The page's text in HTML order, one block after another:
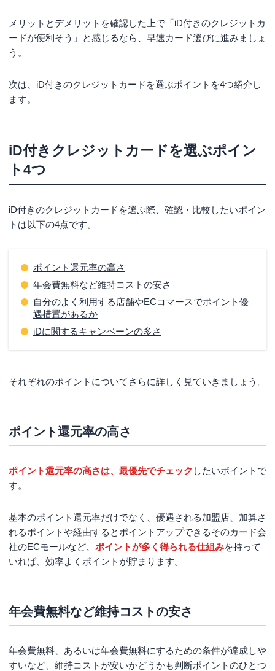
メリットとデメリットを確認した上で「iD付きのクレジットカ
ードが便利そう」と感じるなら、早速カード選びに進みましょ
う。
次は、iD付きのクレジットカードを選ぶポイントを4つ紹介し
ます。
iD付きクレジットカードを選ぶポイン
ト4つ
iD付きのクレジットカードを選ぶ際、確認・比較したいポイン
トは以下の4点です。
ポイント還元率の高さ
年会費無料など維持コストの安さ
自分のよく利用する店舗やECコマースでポイント優
遇措置があるか
iDに関するキャンペーンの多さ
それぞれのポイントについてさらに詳しく見ていきましょう。
ポイント還元率の高さ
ポイント還元率の高さは、最優先でチェック したいポイントで
す。
基本のポイント還元率だけでなく、優遇される加盟店、加算さ
れるポイントや経由するとポイントアップできるそのカード会
社のECモールなど、 ポイントが多く得られる仕組みを持って
いれば、効率よくポイントが貯まります。
年会費無料など維持コストの安さ
年会費無料、あるいは年会費無料にするための条件が達成しや
すいなど、維持コストが安いかどうかも判断ポイントのひとつ